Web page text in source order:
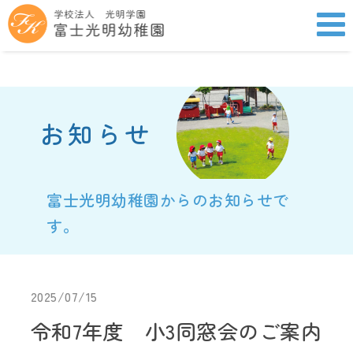
お知らせ
富士光明幼稚園からのお知らせで
す。
2025/07/15
令和7年度 小3同窓会のご案内